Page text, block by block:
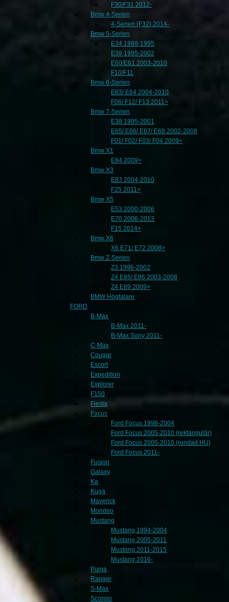
F30/F31 2012-
Bmw 4-Serien
4-Serien (F32) 2014-
Bmw 5-Serien
E34 1988-1995
E39 1995-2002
E60/E61 2003-2010
F10/F11
Bmw 6-Serien
E63/ E64 2004-2010
F06/ F12/ F13 2011>
Bmw 7-Serien
E38 1995-2001
E65/ E66/ E67/ E68 2002-2008
F01/ F02/ F03/ F04 2009>
Bmw X1
E84 2009>
Bmw X3
E83 2004-2010
F25 2011>
Bmw X5
E53 2000-2006
E70 2006-2013
F15 2014>
Bmw X6
X6 E71/ E72 2008>
Bmw Z-Serien
Z3 1996-2002
Z4 E85/ E86 2003-2008
Z4 E89 2009>
BMW Högtalare
FORD
B-Max
B-Max 2011-
B-Max Sony 2011-
C-Max
Cougar
Escort
Expedition
Explorer
F150
Fiesta
Focus
Ford Focus 1998-2004
Ford Focus 2005-2010 (rektangulär)
Ford Focus 2005-2010 (rundad HU)
Ford Focus 2011-
Fusion
Galaxy
Ka
Kuga
Maverick
Mondeo
Mustang
Mustang 1994-2004
Mustang 2005-2011
Mustang 2011-2015
Mustang 2016-
Puma
Ranger
S-Max
Scorpio